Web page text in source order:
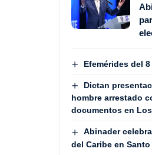
Efemérides del
Dictan
hombre arrestado
documentos en
Abinader
del Caribe en